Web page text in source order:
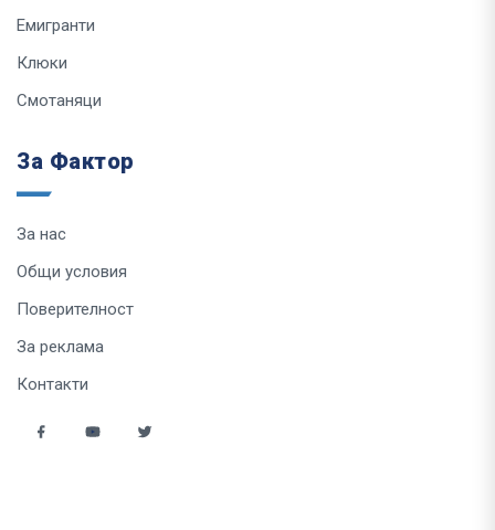
Емигранти
Клюки
Смотаняци
За Фактор
За нас
Общи условия
Поверителност
За реклама
Контакти